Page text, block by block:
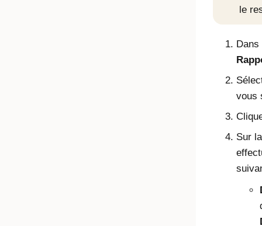
le
Dans
vous
Sur